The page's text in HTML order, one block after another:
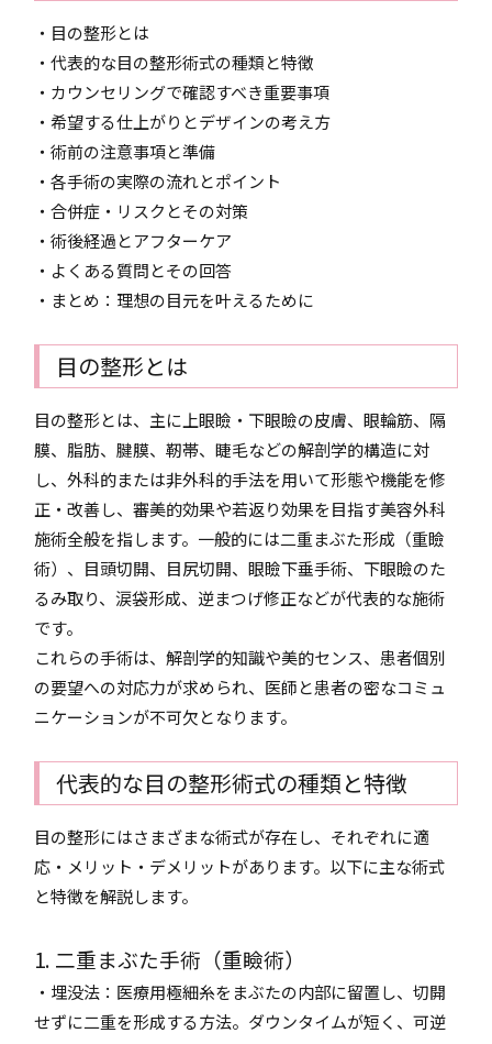
・目の整形とは
・代表的な目の整形術式の種類と特徴
・カウンセリングで確認すべき重要事項
・希望する仕上がりとデザインの考え方
・術前の注意事項と準備
・各手術の実際の流れとポイント
・合併症・リスクとその対策
・術後経過とアフターケア
・よくある質問とその回答
・まとめ：理想の目元を叶えるために
目の整形とは
目の整形とは、主に上眼瞼・下眼瞼の皮膚、眼輪筋、隔
膜、脂肪、腱膜、靭帯、睫毛などの解剖学的構造に対
し、外科的または非外科的手法を用いて形態や機能を修
正・改善し、審美的効果や若返り効果を目指す美容外科
施術全般を指します。一般的には二重まぶた形成（重瞼
術）、目頭切開、目尻切開、眼瞼下垂手術、下眼瞼のた
るみ取り、涙袋形成、逆まつげ修正などが代表的な施術
です。
これらの手術は、解剖学的知識や美的センス、患者個別
の要望への対応力が求められ、医師と患者の密なコミュ
ニケーションが不可欠となります。
代表的な目の整形術式の種類と特徴
目の整形にはさまざまな術式が存在し、それぞれに適
応・メリット・デメリットがあります。以下に主な術式
と特徴を解説します。
1. 二重まぶた手術（重瞼術）
・埋没法：医療用極細糸をまぶたの内部に留置し、切開
せずに二重を形成する方法。ダウンタイムが短く、可逆